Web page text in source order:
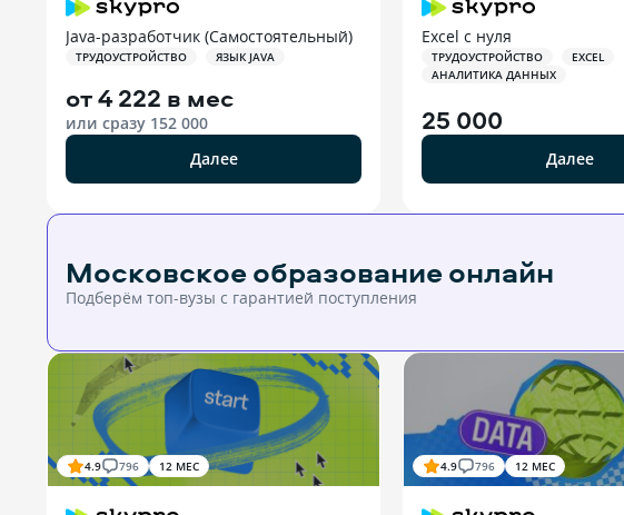
Java-разработчик (Самостоятельный)
ТРУДОУСТРОЙСТВО ЯЗЫК JAVA
от4 222 в мес
или сразу 152 000
Далее
Excel с нуля
ТРУДОУСТРОЙСТВО
EXCEL
АНАЛИТИКА ДАННЫХ
25 000
Далее
Московское образование онлайн
Подберём топ-вузы c гарантией поступления
4.9 796 12 МЕС 4.9 796 12 МЕС